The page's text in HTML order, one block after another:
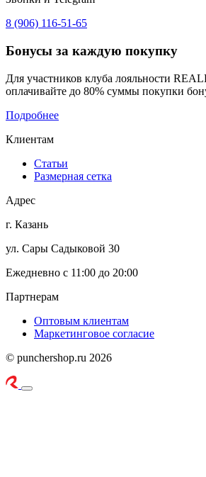
8 (906) 116-51-65
Бонусы за каждую покупку
Для участников клуба лояльности
оплачивайте до 80% суммы покупки
Подробнее
Клиентам
Статьи
Размерная сетка
Адрес
г. Казань
ул. Сары Садыковой 30
Ежедневно с 11:00 до 20:00
Партнерам
Оптовым клиентам
Маркетинговое согласие
© punchershop.ru 2026